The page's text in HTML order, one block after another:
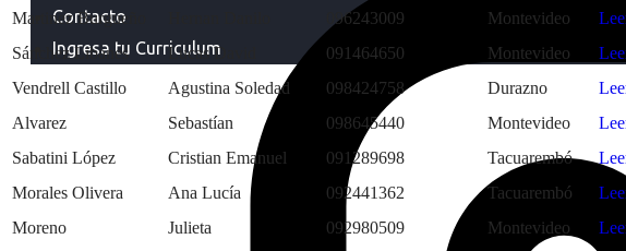
Contacto
Ingresa tu Curriculum
Martinez Burgueño
096243009 Montevideo
Sánchez Libanes
Lucas David 091464650 Montevideo
Vendrell Castillo
Agustina Soledad 098424758 Durazno
Alvarez
Sebastían 098645440 Montevideo
Sabatini López
Cristian Emanuel 091289698 Tacuarembó
Morales Olivera
Ana Lucía 092441362 Tacuarembó
Moreno
Julieta 092980509 Montevideo